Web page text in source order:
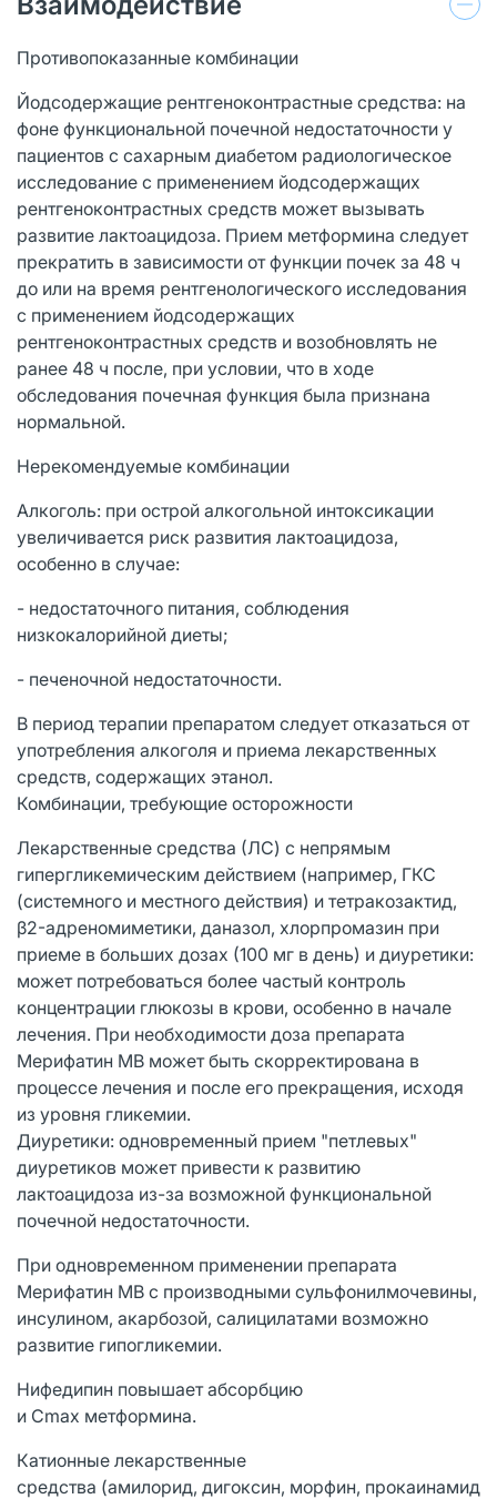
Противопоказанные комбинации
Йодсодержащие рентгеноконтрастные средства: на
фоне функциональной почечной недостаточности у
пациентов с сахарным диабетом радиологическое
исследование с применением йодсодержащих
рентгеноконтрастных средств может вызывать
развитие лактоацидоза. Прием метформина следует
прекратить в зависимости от функции почек за 48 ч
до или на время рентгенологического исследования
с применением йодсодержащих
рентгеноконтрастных средств и возобновлять не
ранее 48 ч после, при условии, что в ходе
обследования почечная функция была признана
нормальной.
Нерекомендуемые комбинации
Алкоголь: при острой алкогольной интоксикации
увеличивается риск развития лактоацидоза,
особенно в случае:
- недостаточного питания, соблюдения
низкокалорийной диеты;
- печеночной недостаточности.
В период терапии препаратом следует отказаться от
употребления алкоголя и приема лекарственных
средств, содержащих этанол.
Комбинации, требующие осторожности
Лекарственные средства (ЛС) с непрямым
гипергликемическим действием (например, ГКС
(системного и местного действия) и тетракозактид,
β2-адреномиметики, даназол, хлорпромазин при
приеме в больших дозах (100 мг в день) и диуретики:
может потребоваться более частый контроль
концентрации глюкозы в крови, особенно в начале
лечения. При необходимости доза препарата
Мерифатин МВ может быть скорректирована в
процессе лечения и после его прекращения, исходя
из уровня гликемии.
Диуретики: одновременный прием "петлевых"
диуретиков может привести к развитию
лактоацидоза из-за возможной функциональной
почечной недостаточности.
При одновременном применении препарата
Мерифатин МВ с производными сульфонилмочевины,
инсулином, акарбозой, салицилатами возможно
развитие гипогликемии.
Нифедипин повышает абсорбцию
и Cmax метформина.
Катионные лекарственные
средства (амилорид, дигоксин, морфин, прокаинамид,